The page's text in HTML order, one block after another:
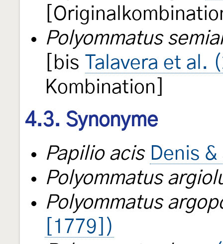
Polyommatus
[bis
Talavera et al.
Kombination]
4.3. Synonyme
Papilio acis Denis
Polyommatus
Polyommatus
[1779])